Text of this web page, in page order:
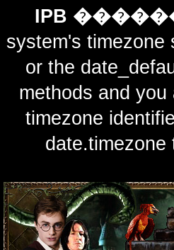
IPB
system's timezone
or the
methods and
timezone